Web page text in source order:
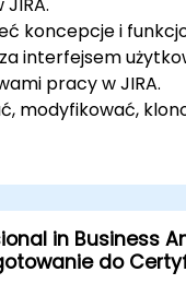
koncepcje i
interfejsem
pracy w JIRA.
modyfikować,
problemy
pracy.
wyszukiwania.
i dostosowywać
in Business
do